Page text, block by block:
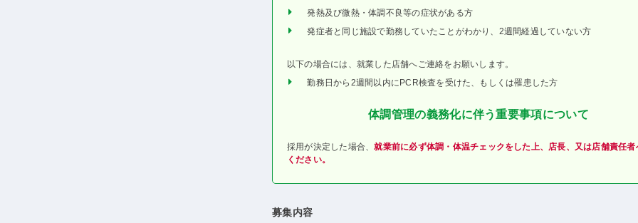
発熱及び微熱・体調不良等の症状がある方
発症者と同じ施設で勤務していたことがわかり、2週間経過していない方
以下の場合には、就業した店舗へご連絡をお願いします。
勤務日から2週間以内にPCR検査を受けた、もしくは罹患した方
体調管理の義務化に伴う重要事項について
採用が決定した場合、就業前に必ず体調・体温チェックをした上、店長、又は店舗責任者
ください。
募集内容